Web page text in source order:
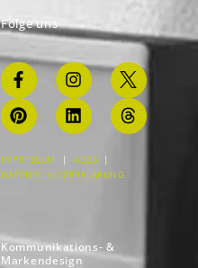
Folge uns
IMPRESSUM | AGBS |
DATENSCHUTZERKLÄRUNG
Kommunikations- &
Markendesign